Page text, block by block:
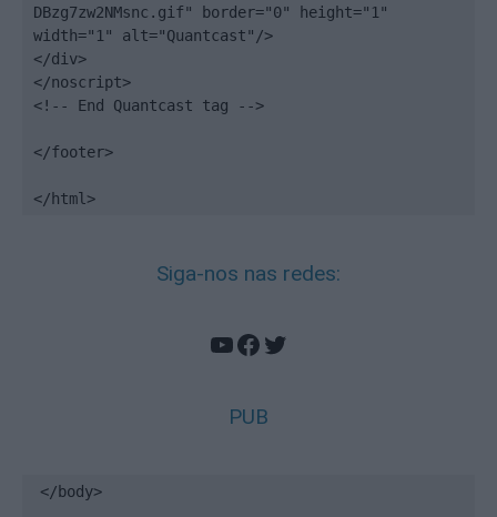
DBzg7zw2NMsnc.gif" border="0" height="1"
width="1" alt="Quantcast"/>
</div>
</noscript>
<!-- End Quantcast tag -->
</footer>
</html>
Siga-nos nas redes:
YouTube
Facebook
Twitter
PUB
</body>